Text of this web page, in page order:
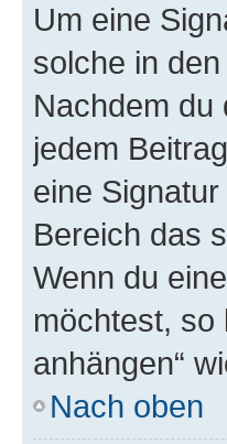
Um eine
solche in
Nachdem du
jedem
eine
Bereich das
Wenn du
möchtest, so
anhängen“
Nach oben